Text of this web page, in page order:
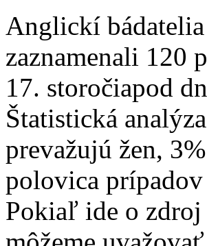
Anglickí bádatelia
zaznamenali 120
17. storočiapod
Štatistická
prevažujú žen,
polovica
Pokiaľ ide o zdroj